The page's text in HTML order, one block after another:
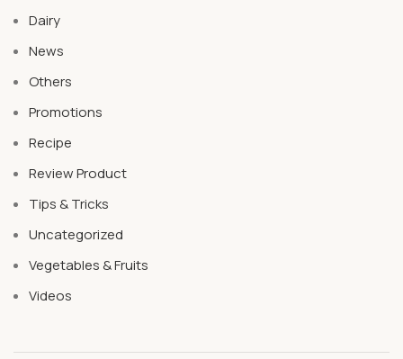
Dairy
News
Others
Promotions
Recipe
Review Product
Tips & Tricks
Uncategorized
Vegetables & Fruits
Videos